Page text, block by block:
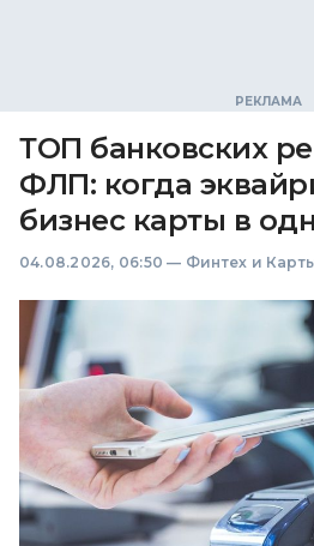
ТОП банковских
ФЛП: когда
бизнес карты в
04.08.2026, 06:50 — Финтех и